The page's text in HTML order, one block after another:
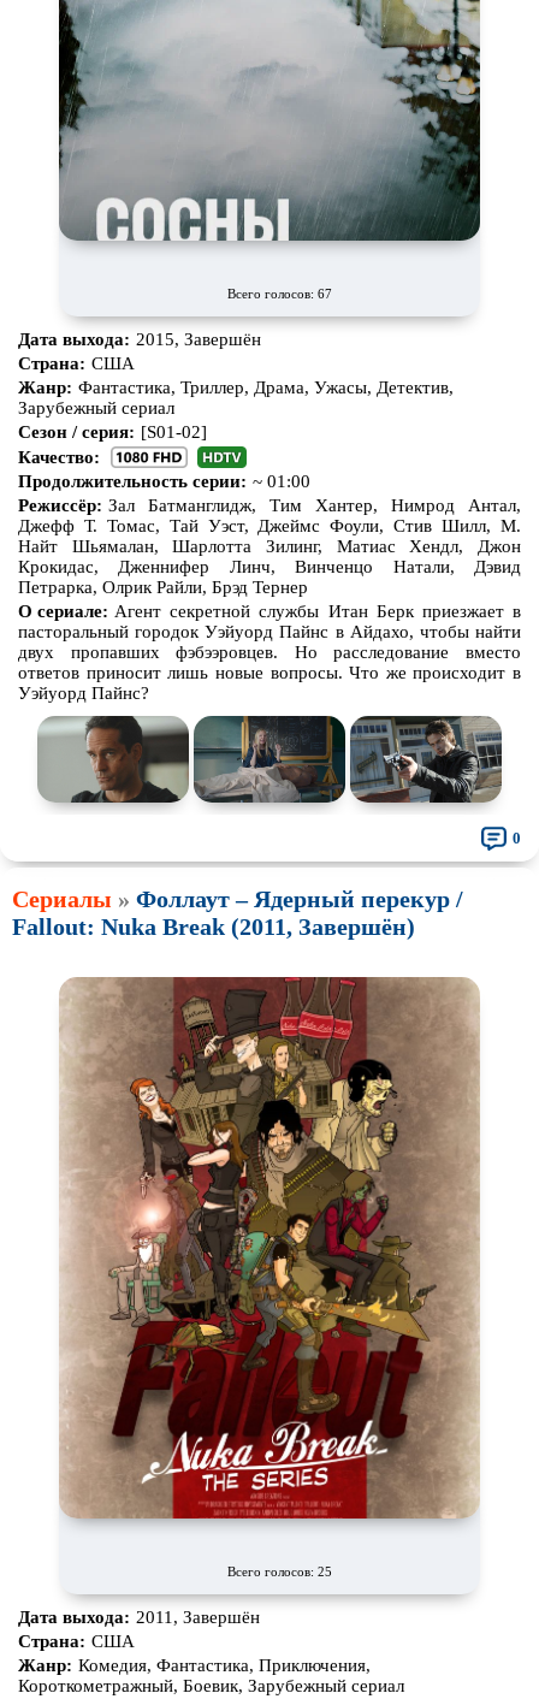
Всего голосов: 67
Дата выхода: 2015, Завершён
Страна: США
Жанр: Фантастика, Триллер, Драма, Ужасы, Детектив,
Зарубежный сериал
Сезон / серия: [S01-02]
Качество:
Продолжительность серии: ~ 01:00
Режиссёр: Зал Батманглидж, Тим Хантер, Нимрод Антал,
Джефф Т. Томас, Тай Уэст, Джеймс Фоули, Стив Шилл, М.
Найт Шьямалан, Шарлотта Зилинг, Матиас Хендл, Джон
Крокидас, Дженнифер Линч, Винченцо Натали, Дэвид
Петрарка, Олрик Райли, Брэд Тернер
О сериале: Агент секретной службы Итан Берк приезжает в
пасторальный городок Уэйуорд Пайнс в Айдахо, чтобы найти
двух пропавших фэбээровцев. Но расследование вместо
ответов приносит лишь новые вопросы. Что же происходит в
Уэйуорд Пайнс?
0
Сериалы » Фоллаут – Ядерный перекур /
Fallout: Nuka Break (2011, Завершён)
Всего голосов: 25
Дата выхода: 2011, Завершён
Страна: США
Жанр: Комедия, Фантастика, Приключения,
Короткометражный, Боевик, Зарубежный сериал